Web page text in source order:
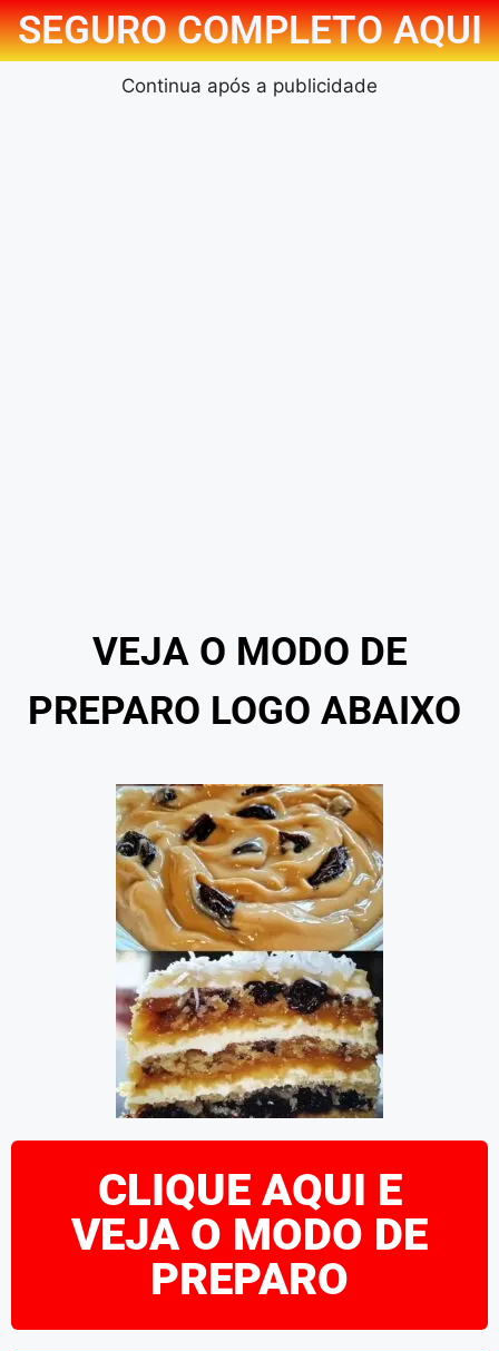
SEGURO COMPLETO AQUI
Continua após a publicidade
VEJA O MODO DE
PREPARO LOGO ABAIXO
CLIQUE AQUI E
VEJA O MODO DE
PREPARO